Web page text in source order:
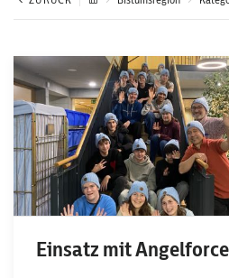
Einsatz mit Angelforce